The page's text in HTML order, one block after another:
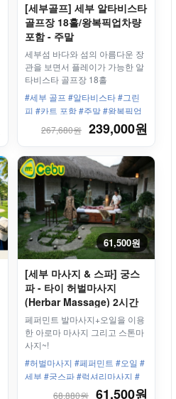
[세부골프] 세부 알타비스타
골프장 18홀/왕복픽업차량
포함 - 주말
세부섬 바다와 섬의 아름다운 장
관을 보면서 플레이가 가능한 알
타비스타 골프장 18홀
#세부 골프 #알타비스타 #그린
피 #카트 포함 #주말 #왕복픽업
#주말 #단독차량포함
267,680원 239,000원
61,500원
[세부 마사지 & 스파] 궁스
파 - 타이 허벌마사지
(Herbar Massage) 2시간
페퍼민트 발마사지+오일을 이용
한 아로마 마사지 그리고 스톤마
사지~!
#허벌마사지 #페퍼민트 #오일 #
세부 #궁스파 #럭셔리마사지 #
혈액순환 #스톤 #피로회복
68,880원 61,500원